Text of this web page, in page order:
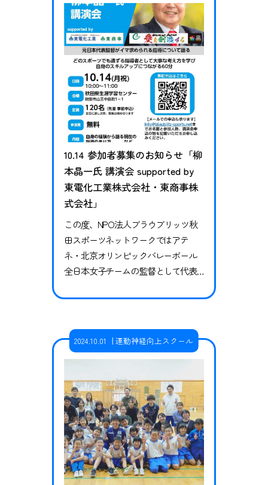
ら暴言・暴力・体罰の根絶を目的に2
015年から行われている大会となりま
す。秋田県では4年連続…
10.14 参加者募集のお知らせ「柳
本晶一氏 講演会 supported by
東電化工業株式会社・東商事株
式会社」
この度、NPO法人ブラウブリッツ秋
田スポーツネットワークではアテ
ネ・北京オリンピックバレーボール
全日本女子チームの監督として代表
アスリートネットワーク 理事長とし
秋田にお招きし講演会を行うことと
なりました。つきましては参加者を
ください。 日程 10月14日（月祝） 時
間 10時00分～11時00分 受付…
2024.10.01 運動神経向上スクール